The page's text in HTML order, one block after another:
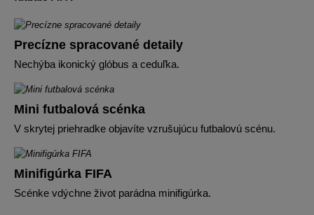
Precízne spracované detaily
Nechýba ikonický glóbus a ceduľka.
Mini futbalová scénka
V skrytej priehradke objavíte vzrušujúcu futbalovú scénu.
Minifigúrka FIFA
Scénke vdýchne život parádna minifigúrka.